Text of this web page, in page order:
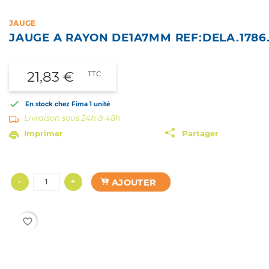
JAUGE
JAUGE A RAYON DE1A7MM
21,83 € TTC
 En stock chez Fima 1 unité
Livraison sous 24h à 48h
Imprimer
Partager
- + AJOUTER
favorite_border